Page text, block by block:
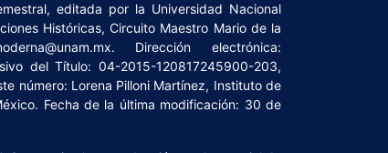
editada por la Universidad Nacional
Históricas, Circuito Maestro Mario de la
Dirección electrónica:
del Título: 04-2015-120817245900-203,
número: Lorena Pilloni Martínez, Instituto de
Fecha de la última modificación: 30 de